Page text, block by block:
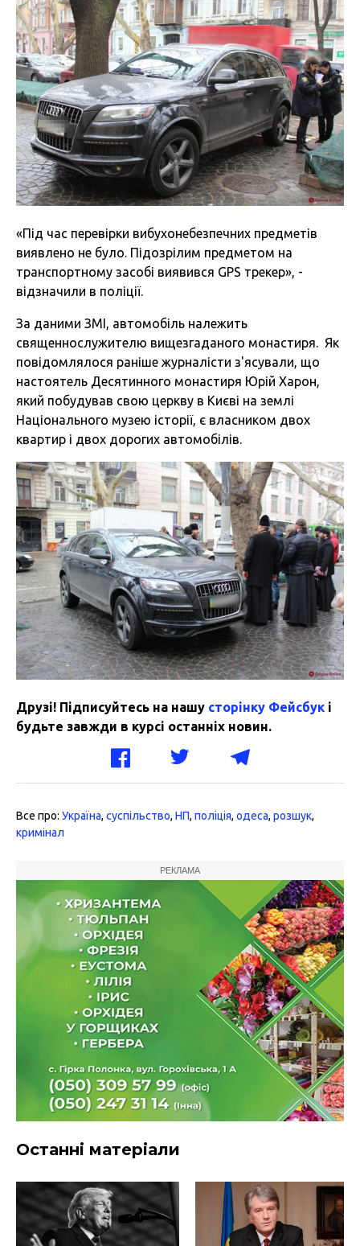
«Під час перевірки вибухонебезпечних предметів
виявлено не було. Підозрілим предметом на
транспортному засобі виявився GPS трекер», -
відзначили в поліції.
За даними ЗМІ, автомобіль належить
священнослужителю вищезгаданого монастиря. Як
повідомлялося раніше журналісти з'ясували, що
настоятель Десятинного монастиря Юрій Харон,
який побудував свою церкву в Києві на землі
Національного музею історії, є власником двох
квартир і двох дорогих автомобілів.
Друзі! Підписуйтесь на нашу сторінку Фейсбук і
будьте завжди в курсі останніх новин.
Все про: Україна, суспільство, НП, поліція, одеса, розшук,
кримінал
РЕКЛАМА
Останні матеріали